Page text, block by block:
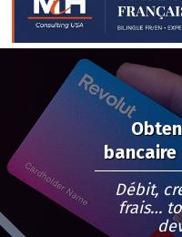
bancaire
Débit,
frais…